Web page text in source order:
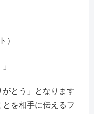
）
とう」となります
を相手に伝えるフ